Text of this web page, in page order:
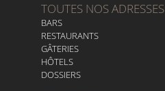
TOUTES NOS ADRESSES
BARS
RESTAURANTS
GÂTERIES
HÔTELS
DOSSIERS